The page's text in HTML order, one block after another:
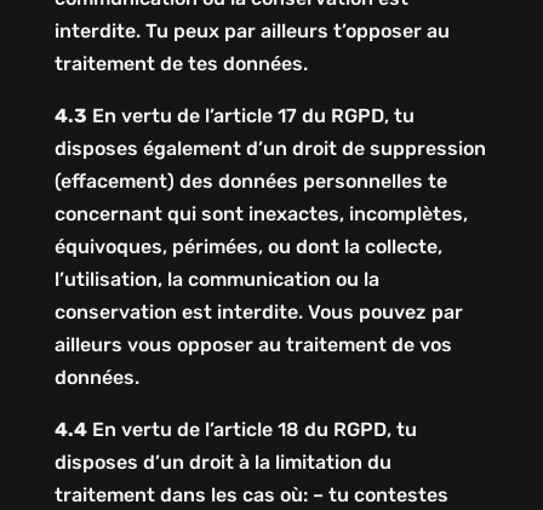
interdite. Tu peux par ailleurs t’opposer au
traitement de tes données.
4.3 En vertu de l’article 17 du RGPD, tu
disposes également d’un droit de suppression
(effacement) des données personnelles te
concernant qui sont inexactes, incomplètes,
équivoques, périmées, ou dont la collecte,
l’utilisation, la communication ou la
conservation est interdite. Vous pouvez par
ailleurs vous opposer au traitement de vos
données.
4.4En vertu de l’article 18 du RGPD, tu
disposes d’un droit à la limitation du
traitement dans les cas où: – tu contestes